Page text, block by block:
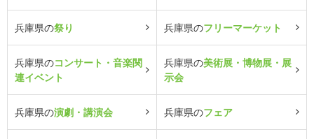
兵庫県の祭り 兵庫県のフリーマーケット
兵庫県のコンサート・音楽関
連イベント
兵庫県の美術展・博物展・展
示会
兵庫県の演劇・講演会 兵庫県のフェア